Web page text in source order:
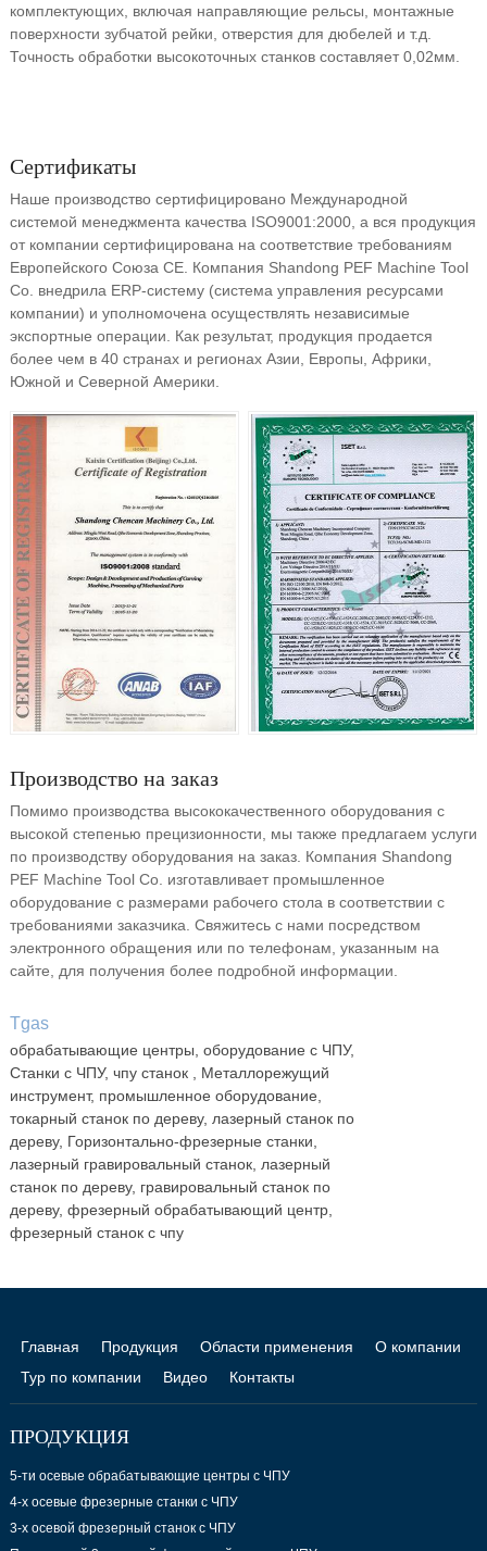
комплектующих, включая направляющие рельсы, монтажные
поверхности зубчатой рейки, отверстия для дюбелей и т.д.
Точность обработки высокоточных станков составляет 0,02мм.
Сертификаты
Наше производство сертифицировано Международной
системой менеджмента качества ISO9001:2000, а вся продукция
от компании сертифицирована на соответствие требованиям
Европейского Союза СЕ. Компания Shandong PEF Machine Tool
Co. внедрила ERP-систему (система управления ресурсами
компании) и уполномочена осуществлять независимые
экспортные операции. Как результат, продукция продается
более чем в 40 странах и регионах Азии, Европы, Африки,
Южной и Северной Америки.
Производство на заказ
Помимо производства высококачественного оборудования с
высокой степенью прецизионности, мы также предлагаем услуги
по производству оборудования на заказ. Компания Shandong
PEF Machine Tool Co. изготавливает промышленное
оборудование с размерами рабочего стола в соответствии с
требованиями заказчика. Свяжитесь с нами посредством
электронного обращения или по телефонам, указанным на
сайте, для получения более подробной информации.
Tgas
обрабатывающие центры, оборудование с ЧПУ,
Станки с ЧПУ, чпу станок , Металлорежущий
инструмент, промышленное оборудование,
токарный станок по дереву, лазерный станок по
дереву, Горизонтально-фрезерные станки,
лазерный гравировальный станок, лазерный
станок по дереву, гравировальный станок по
дереву, фрезерный обрабатывающий центр,
фрезерный станок с чпу
Главная Продукция Области применения
О компании
Тур по компании
Видео Контакты
ПРОДУКЦИЯ
5-ти осевые обрабатывающие центры с ЧПУ
4-х осевые фрезерные станки с ЧПУ
3-х осевой фрезерный станок с ЧПУ